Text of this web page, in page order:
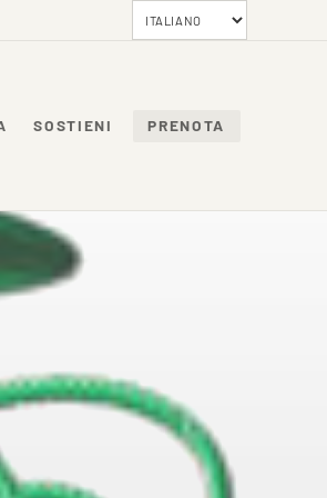
SOSTIENI PRENOTA